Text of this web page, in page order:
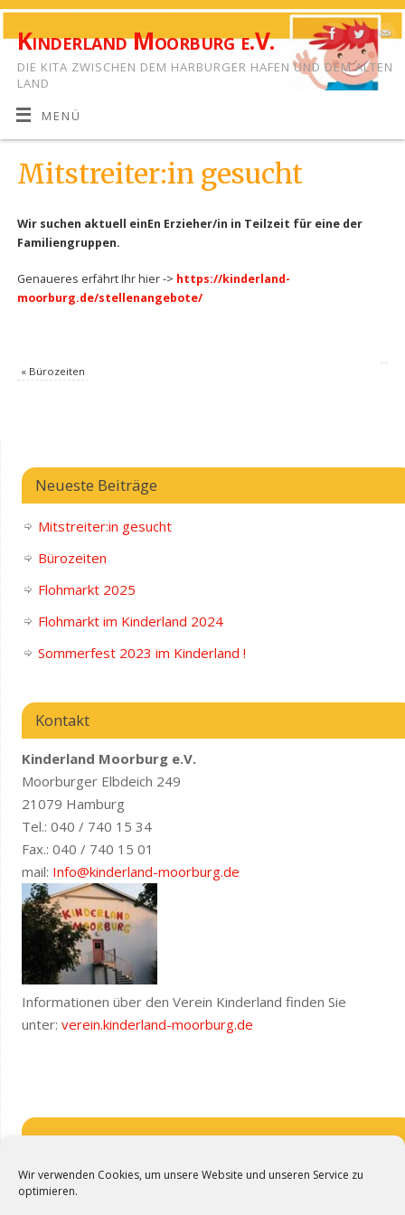
Wir verwenden Cookies, um unsere Website und unseren Service zu
optimieren.
Kinderland Moorburg e.V.
DIE KITA ZWISCHEN DEM HARBURGER HAFEN UND DEM ALTEN
LAND
MENÜ
Mitstreiter:in gesucht
Wir suchen aktuell einEn Erzieher/in in Teilzeit für eine der
Familiengruppen.
Genaueres erfährt Ihr hier -> https://kinderland-
moorburg.de/stellenangebote/
«Bürozeiten
Neueste Beiträge
Mitstreiter:in gesucht
Bürozeiten
Flohmarkt 2025
Flohmarkt im Kinderland 2024
Sommerfest 2023 im Kinderland !
Kontakt
Kinderland Moorburg e.V.
Moorburger Elbdeich 249
21079 Hamburg
Tel.: 040 / 740 15 34
Fax.: 040 / 740 15 01
mail: Info@kinderland-moorburg.de
Informationen über den Verein Kinderland finden Sie
unter: verein.kinderland-moorburg.de
. . . . .